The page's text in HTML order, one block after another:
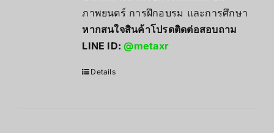
ภาพยนตร์ การฝึกอบรม และการศึกษา
หากสนใจสินค้าโปรดติดต่อสอบถาม
LINE ID:@metaxr
Details